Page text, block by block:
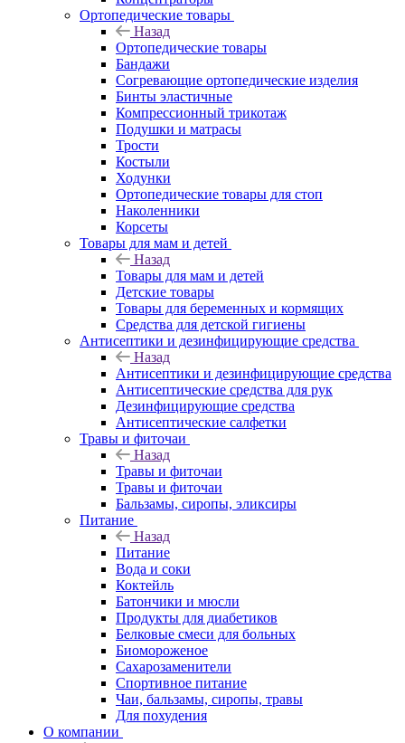
Ортопедические товары
Назад
Ортопедические товары
Бандажи
Согревающие ортопедические изделия
Бинты эластичные
Компрессионный трикотаж
Подушки и матрасы
Трости
Костыли
Ходунки
Ортопедические товары для стоп
Наколенники
Корсеты
Товары для мам и детей
Назад
Товары для мам и детей
Детские товары
Товары для беременных и кормящих
Средства для детской гигиены
Антисептики и дезинфицирующие средства
Назад
Антисептики и дезинфицирующие средства
Антисептические средства для рук
Дезинфицирующие средства
Антисептические салфетки
Травы и фиточаи
Назад
Травы и фиточаи
Травы и фиточаи
Бальзамы, сиропы, эликсиры
Питание
Назад
Питание
Вода и соки
Коктейль
Батончики и мюсли
Продукты для диабетиков
Белковые смеси для больных
Биомороженое
Сахарозаменители
Спортивное питание
Чаи, бальзамы, сиропы, травы
Для похудения
О компании